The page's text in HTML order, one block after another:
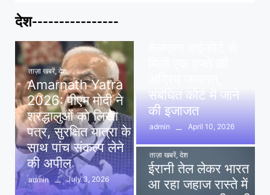
देश----------------
ताज़ा खबरें, देश
Amarnath Yatra
2026: पीएम मोदी ने
श्रद्धालुओं को लिखा
पत्र, सुरक्षित यात्रा के
साथ पांच संकल्प लेने
की अपील
admin July 3, 2026
संबंधित कोर्ट में जाने
की इजाजत
admin April 10, 2026
ताज़ा खबरें, देश
ईरानी तेल लेकर भारत
आ रहा जहाज रास्ते में